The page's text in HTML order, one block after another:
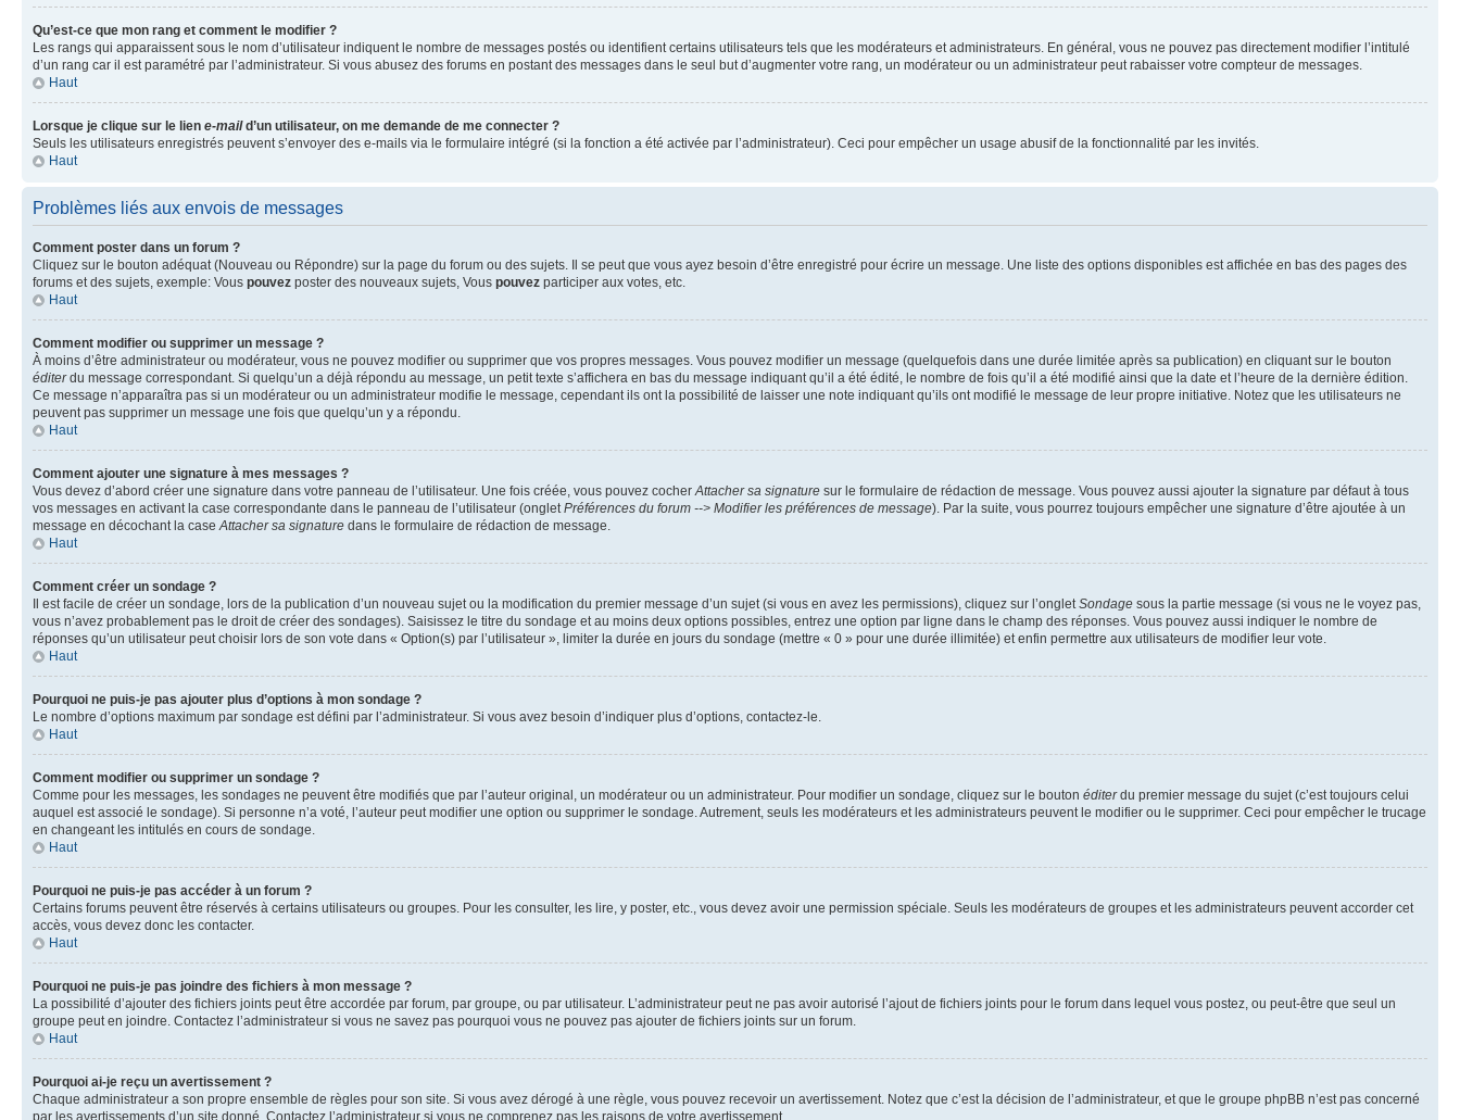
Qu’est-ce que mon rang et comment le modifier ?
Les rangs qui apparaissent sous le nom d’utilisateur indiquent le nombre de messages postés ou identifient certains utilisateurs tels que les modérateurs et administrateurs. En général, vous ne pouvez pas directement modifier l’intitulé
d’un rang car il est paramétré par l’administrateur. Si vous abusez des forums en postant des messages dans le seul but d’augmenter votre rang, un modérateur ou un administrateur peut rabaisser votre compteur de messages.
Haut
Lorsque je clique sur le lien e-maild’un utilisateur, on me demande de me connecter ?
Seuls les utilisateurs enregistrés peuvent s’envoyer des e-mails via le formulaire intégré (si la fonction a été activée par l’administrateur). Ceci pour empêcher un usage abusif de la fonctionnalité par les invités.
Haut
Problèmes liés aux envois de messages
Comment poster dans un forum ?
Cliquez sur le bouton adéquat (Nouveau ou Répondre) sur la page du forum ou des sujets. Il se peut que vous ayez besoin d’être enregistré pour écrire un message. Une liste des options disponibles est affichée en bas des pages des
forums et des sujets, exemple: Vous pouvez poster des nouveaux sujets, Vous pouvez participer aux votes, etc.
Haut
Comment modifier ou supprimer un message ?
À moins d’être administrateur ou modérateur, vous ne pouvez modifier ou supprimer que vos propres messages. Vous pouvez modifier un message (quelquefois dans une durée limitée après sa publication) en cliquant sur le bouton
éditerdu message correspondant. Si quelqu’un a déjà répondu au message, un petit texte s’affichera en bas du message indiquant qu’il a été édité, le nombre de fois qu’il a été modifié ainsi que la date et l’heure de la dernière édition.
Ce message n’apparaîtra pas si un modérateur ou un administrateur modifie le message, cependant ils ont la possibilité de laisser une note indiquant qu’ils ont modifié le message de leur propre initiative. Notez que les utilisateurs ne
peuvent pas supprimer un message une fois que quelqu’un y a répondu.
Haut
Comment ajouter une signature à mes messages ?
Vous devez d’abord créer une signature dans votre panneau de l’utilisateur. Une fois créée, vous pouvez cocherAttacher sa signature sur le formulaire de rédaction de message. Vous pouvez aussi ajouter la signature par défaut à tous
vos messages en activant la case correspondante dans le panneau de l’utilisateur (ongletPréférences du forum --> Modifier les préférences de message). Par la suite, vous pourrez toujours empêcher une signature d’être ajoutée à un
message en décochant la caseAttacher sa signature dans le formulaire de rédaction de message.
Haut
Comment créer un sondage ?
Il est facile de créer un sondage, lors de la publication d’un nouveau sujet ou la modification du premier message d’un sujet (si vous en avez les permissions), cliquez sur l’ongletSondage sous la partie message (si vous ne le voyez pas,
vous n’avez probablement pas le droit de créer des sondages). Saisissez le titre du sondage et au moins deux options possibles, entrez une option par ligne dans le champ des réponses. Vous pouvez aussi indiquer le nombre de
réponses qu’un utilisateur peut choisir lors de son vote dans « Option(s) par l’utilisateur », limiter la durée en jours du sondage (mettre « 0 » pour une durée illimitée) et enfin permettre aux utilisateurs de modifier leur vote.
Haut
Pourquoi ne puis-je pas ajouter plus d’options à mon sondage ?
Le nombre d’options maximum par sondage est défini par l’administrateur. Si vous avez besoin d’indiquer plus d’options, contactez-le.
Haut
Comment modifier ou supprimer un sondage ?
Comme pour les messages, les sondages ne peuvent être modifiés que par l’auteur original, un modérateur ou un administrateur. Pour modifier un sondage, cliquez sur le bouton éditerdu premier message du sujet (c’est toujours celui
auquel est associé le sondage). Si personne n’a voté, l’auteur peut modifier une option ou supprimer le sondage. Autrement, seuls les modérateurs et les administrateurs peuvent le modifier ou le supprimer. Ceci pour empêcher le trucage
en changeant les intitulés en cours de sondage.
Haut
Pourquoi ne puis-je pas accéder à un forum ?
Certains forums peuvent être réservés à certains utilisateurs ou groupes. Pour les consulter, les lire, y poster, etc., vous devez avoir une permission spéciale. Seuls les modérateurs de groupes et les administrateurs peuvent accorder cet
accès, vous devez donc les contacter.
Haut
Pourquoi ne puis-je pas joindre des fichiers à mon message ?
La possibilité d’ajouter des fichiers joints peut être accordée par forum, par groupe, ou par utilisateur. L’administrateur peut ne pas avoir autorisé l’ajout de fichiers joints pour le forum dans lequel vous postez, ou peut-être que seul un
groupe peut en joindre. Contactez l’administrateur si vous ne savez pas pourquoi vous ne pouvez pas ajouter de fichiers joints sur un forum.
Haut
Pourquoi ai-je reçu un avertissement ?
Chaque administrateur a son propre ensemble de règles pour son site. Si vous avez dérogé à une règle, vous pouvez recevoir un avertissement. Notez que c’est la décision de l’administrateur, et que le groupe phpBB n’est pas concerné
par les avertissements d’un site donné. Contactez l’administrateur si vous ne comprenez pas les raisons de votre avertissement.